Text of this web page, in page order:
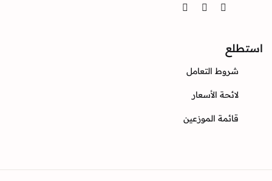
Facebook
Instagram
Twitter
استطلع
شروط التعامل
لائحة الأسعار
قائمة الموزعين